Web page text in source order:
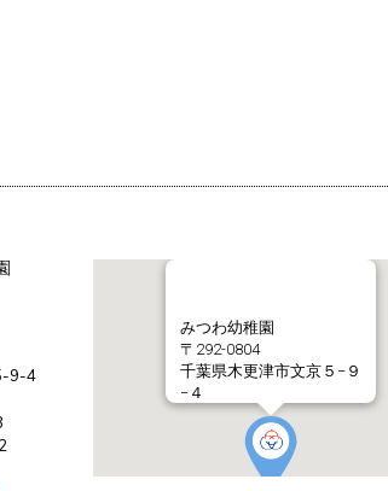
9-4
みつわ幼稚園
〒292-0804
千葉県木更津市文京５−９
−４
Tel.0438-22-5963